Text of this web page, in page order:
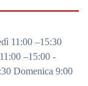
11:00 –15:30
–15:00 -
Domenica 9:00